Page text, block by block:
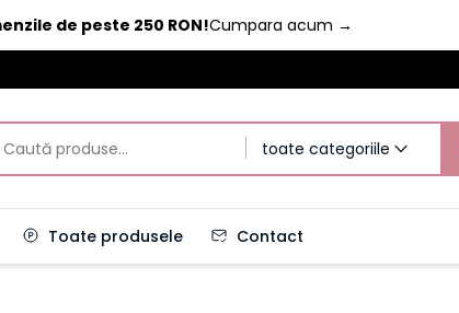
de peste 250 RON!Cumpara acum →
toate categoriile
Toate produsele Contact